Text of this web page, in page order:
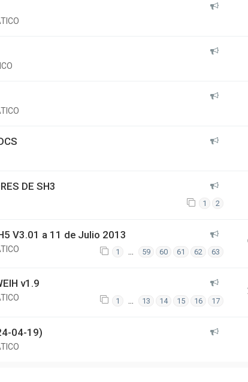
DE SH3
1 2
V3.01 a 11 de Julio 2013
1 … 59 60 61 62 63
v1.9
1 13 14 15 16 17
04-19)